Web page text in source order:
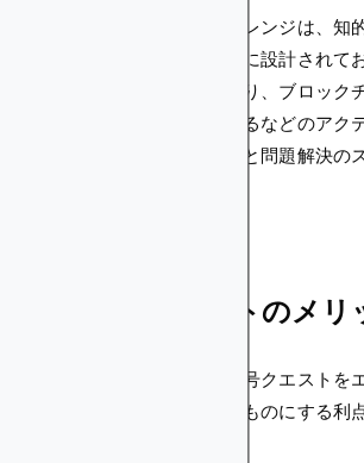
これらの暗号クエストチャレンジは、知
がいのあるものになるように設計されて
いたり、コードを解読したり、ブロック
のパターンを特定したりするなどのアク
て、ユーザーの批判的思考と問題解決の
クリプトクエストのメリ
明らかな報酬とは別に、暗号クエストを
にとって本当に価値のあるものにする利